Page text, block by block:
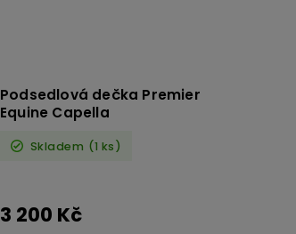
Podsedlová dečka Premier
Equine Capella
Skladem (1 ks)
3 200 Kč